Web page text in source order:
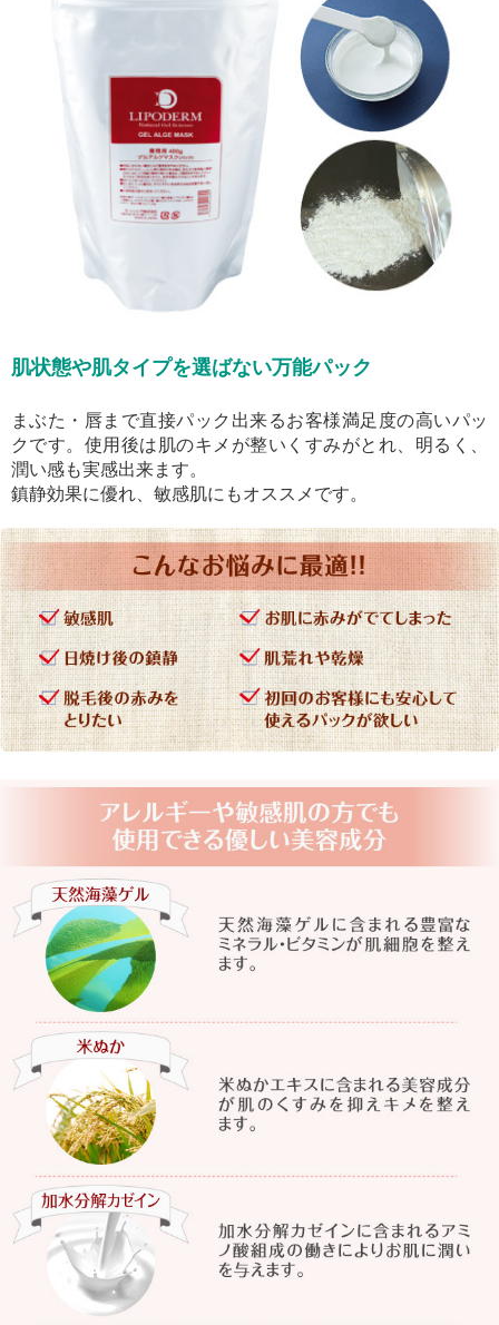
肌状態や肌タイプを選ばない万能パック
まぶた・唇まで直接パック出来るお客様満足度の高いパッ
クです。使用後は肌のキメが整いくすみがとれ、明るく、
潤い感も実感出来ます。
鎮静効果に優れ、敏感肌にもオススメです。